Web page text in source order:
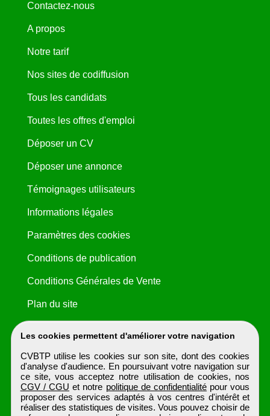
Les cookies permettent d'améliorer votre navigation
CVBTP utilise les cookies sur son site, dont des cookies
d'analyse d'audience. En poursuivant votre navigation sur
ce site, vous acceptez notre utilisation de cookies, nos
CGV / CGU et notre politique de confidentialité pour vous
proposer des services adaptés à vos centres d'intérêt et
réaliser des statistiques de visites. Vous pouvez choisir de
Contactez-nous
A propos
Notre tarif
Nos sites de codiffusion
Tous les candidats
Toutes les offres d'emploi
Déposer un CV
Déposer une annonce
Témoignages utilisateurs
Informations légales
Paramètres des cookies
Conditions de publication
Conditions Générales de Vente
Plan du site